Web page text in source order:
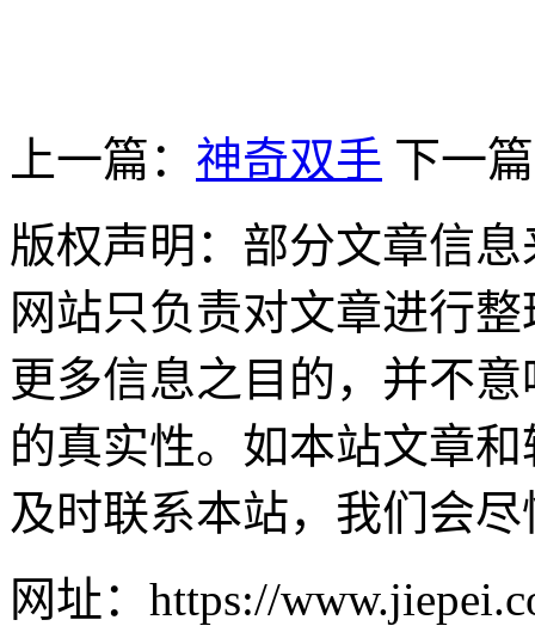
上一篇： 神奇双手 下一
版权声明：部分文章信
网站只负责对文章进行
更多信息之目的，并不
的真实性。如本站文章
及时联系本站，我们会
网址：https://